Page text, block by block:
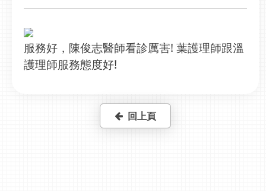
服務好，陳俊志醫師看診厲害! 葉護理師跟溫
護理師服務態度好!
回上頁